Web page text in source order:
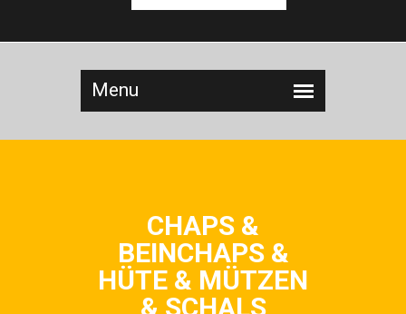
CHAPS &
BEINCHAPS &
HÜTE & MÜTZEN
& SCHALS